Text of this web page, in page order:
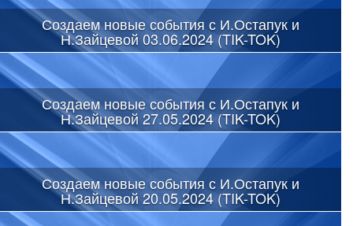
Создаем новые события с И.Остапук и
Н.Зайцевой 03.06.2024 (TIK-TOK)
Создаем новые события с И.Остапук и
Н.Зайцевой 27.05.2024 (TIK-TOK)
Создаем новые события с И.Остапук и
Н.Зайцевой 20.05.2024 (TIK-TOK)